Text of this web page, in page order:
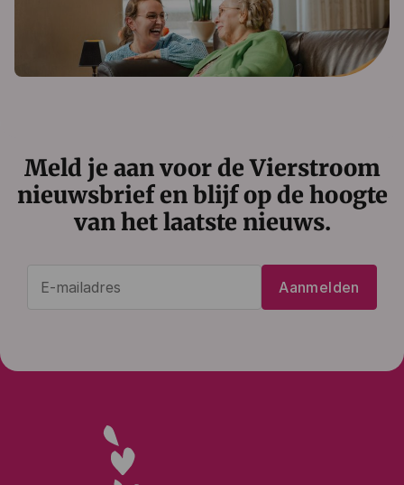
Meld je aan voor de Vierstroom
nieuwsbrief en blijf op de hoogte
van het laatste nieuws.
Aanmelden